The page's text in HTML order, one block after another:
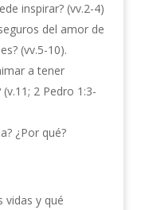
inspirar? (vv.2-4)
del amor de
(vv.5-10).
a tener
2 Pedro 1:3-
¿Por qué?
vidas y qué